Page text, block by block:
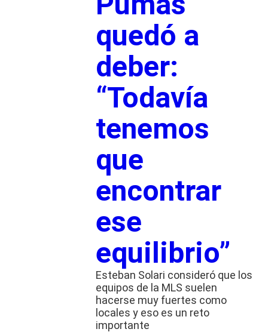
quedó a
deber:
“Todavía
tenemos
que
encontrar
ese
equilibrio”
Esteban Solari consideró que los
equipos de la MLS suelen
hacerse muy fuertes como
locales y eso es un reto
importante